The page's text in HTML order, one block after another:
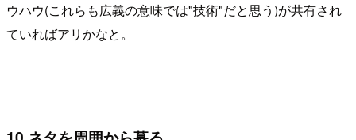
ウハウ(これらも広義の意味では"技術"だと思う)が共有され
ていればアリかなと。